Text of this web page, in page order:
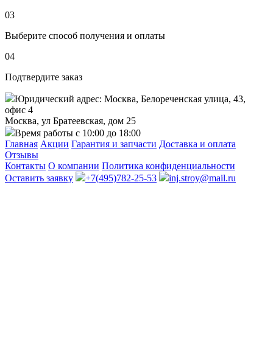
03
Выберите способ получения и оплаты
04
Подтвердите заказ
Юридический адрес: Москва, Белореченская улица, 43,
офис 4
Москва, ул Братеевская, дом 25
Время работы с 10:00 до 18:00
Главная Акции Гарантия и запчасти Доставка и оплата
Отзывы
Контакты О компании Политика конфиденциальности
Оставить заявку
+7(495)782-25-53 inj.stroy@mail.ru